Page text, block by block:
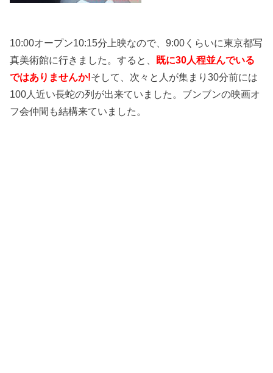
10:00オープン10:15分上映なので、9:00くらいに東京都写
真美術館に行きました。すると、
既に30人程並んでいる
ではありませんか!そして、次々と人が集まり30分前には
100人近い長蛇の列が出来ていました。ブンブンの映画オ
フ会仲間も結構来ていました。